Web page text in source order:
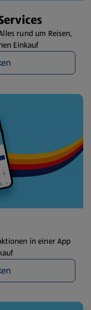
rund um Reisen,
Einkauf
in einer App